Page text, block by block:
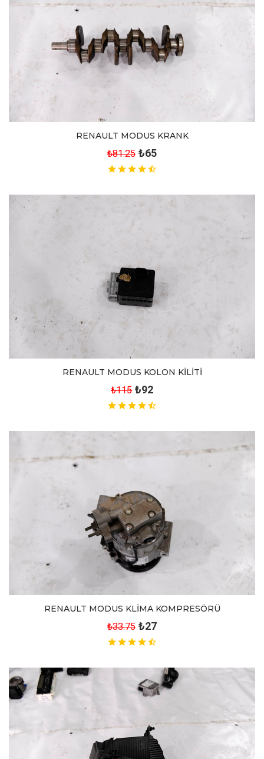
RENAULT MODUS KRANK
₺81.25 ₺65
RENAULT MODUS KOLON KİLİTİ
₺115 ₺92
RENAULT MODUS KLİMA KOMPRESÖRÜ
₺33.75 ₺27